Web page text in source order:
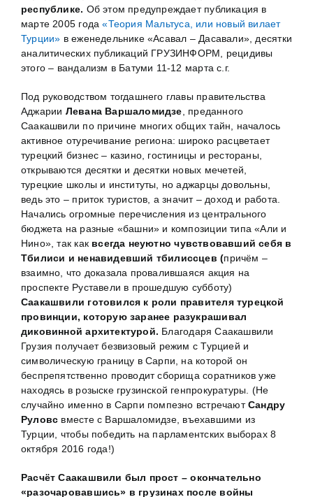
республике. Об этом предупреждает публикация в
марте 2005 года«Теория Мальтуса, или новый вилает
Турции» в еженедельнике «Асавал – Дасавали», десятки
аналитических публикаций ГРУЗИНФОРМ, рецидивы
этого – вандализм в Батуми 11-12 марта с.г.
Под руководством тогдашнего главы правительства
Аджарии Левана Варшаломидзе , преданного
Саакашвили по причине многих общих тайн, началось
активное отуречивание региона: широко расцветает
турецкий бизнес – казино, гостиницы и рестораны,
открываются десятки и десятки новых мечетей,
турецкие школы и институты, но аджарцы довольны,
ведь это – приток туристов, а значит – доход и работа.
Начались огромные перечисления из центрального
бюджета на разные «башни» и композиции типа «Али и
Нино», так как всегда неуютно чувствовавший себя в
Тбилиси и ненавидевший тбилиссцев (причём –
взаимно, что доказала провалившаяся акция на
проспекте Руставели в прошедшую субботу)
Саакашвили готовился к роли правителя турецкой
провинции, которую заранее разукрашивал
диковинной архитектурой. Благодаря Саакашвили
Грузия получает безвизовый режим с Турцией и
символическую границу в Сарпи, на которой он
беспрепятственно проводит сборища соратников уже
находясь в розыске грузинской генпрокуратуры. (Не
случайно именно в Сарпи помпезно встречаютСандру
Руловс вместе с Варшаломидзе, въехавшими из
Турции, чтобы победить на парламентских выборах 8
октября 2016 года!)
Расчёт Саакашвили был прост – окончательно
«разочаровавшись» в грузинах после войны